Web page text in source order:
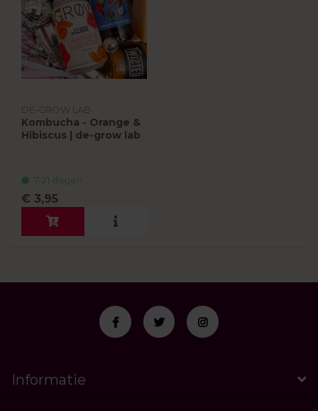
DE-GROW LAB
Kombucha - Orange &
Hibiscus | de-grow lab
7-21 dagen
€ 3,95
Informatie